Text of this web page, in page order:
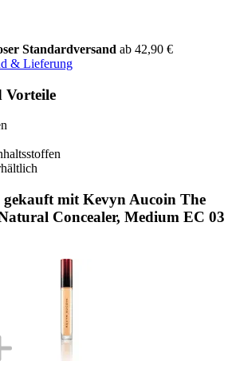
Standardversand ab 42,90 €
& Lieferung
Vorteile
gekauft mit Kevyn Aucoin The
Concealer, Medium EC 03